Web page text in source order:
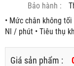
Bảo hành :
• Mức chân không
Nl / phút • Tiêu thụ
Giá sản phẩm :